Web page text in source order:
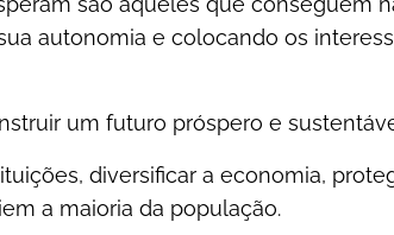
autonomia e colocando os
um futuro próspero e
diversificar a economia,
a maioria da população.